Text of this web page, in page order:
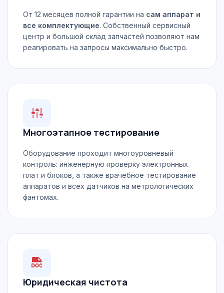
От 12 месяцев полной гарантии на сам аппарат и
все комплектующие. Собственный сервисный
центр и большой склад запчастей позволяют нам
реагировать на запросы максимально быстро.
Многоэтапное тестирование
Оборудование проходит многоуровневый
контроль: инженерную проверку электронных
плат и блоков, а также врачебное тестирование
аппаратов и всех датчиков на метрологических
фантомах.
Юридическая чистота